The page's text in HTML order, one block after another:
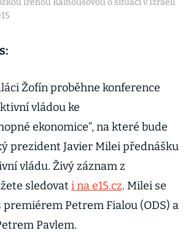
Irenou Kalhousovou o situaci v Izraeli
Žofín proběhne konference
vládou ke
ekonomice“, na které bude
prezident Javier Milei přednášku
vládu. Živý záznam z
sledovat i na e15.cz. Milei se
premiérem Petrem Fialou (ODS) a
Pavlem.